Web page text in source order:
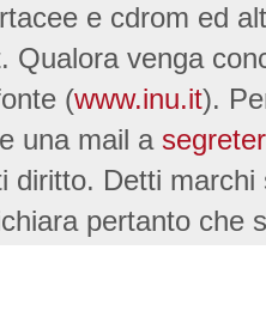
e cdrom ed
Qualora venga
(www.inu.it).
una mail a
diritto. Detti
pertanto che